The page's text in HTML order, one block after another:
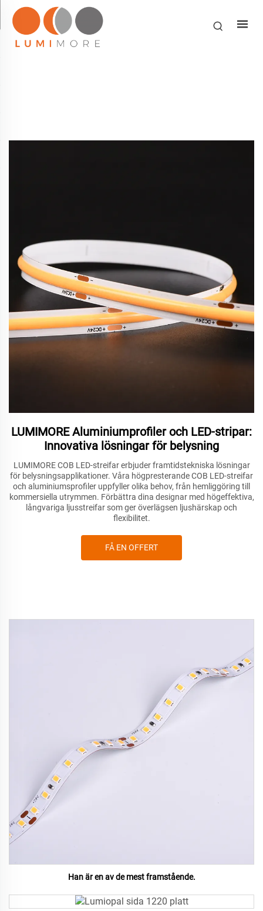
LUMIMORE Aluminiumprofiler och LED-stripar:
Innovativa lösningar för belysning
LUMIMORE COB LED-streifar erbjuder framtidstekniska lösningar
för belysningsapplikationer. Våra högpresterande COB LED-streifar
och aluminiumsprofiler uppfyller olika behov, från hemliggöring till
kommersiella utrymmen. Förbättra dina designar med högeffektiva,
långvariga ljusstreifar som ger överlägsen ljushärskap och
flexibilitet.
FÅ EN OFFERT
Han är en av de mest framstående.